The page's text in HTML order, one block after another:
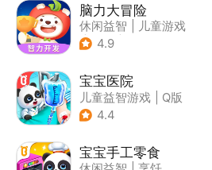
脑力大冒险
休闲益智
儿童游戏
| 卡通
4.9
宝宝医院
儿童益智游戏
Q版
4.4
宝宝手工零食